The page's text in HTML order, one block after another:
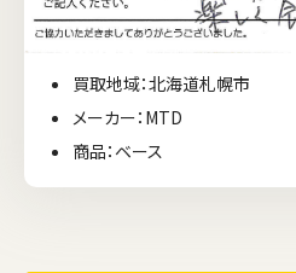
買取地域：北海道札幌市
メーカー：MTD
商品：ベース